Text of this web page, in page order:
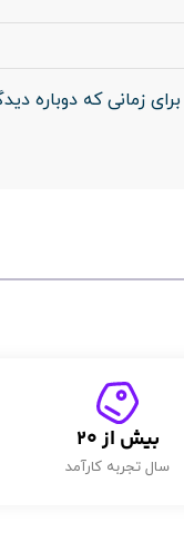
زمانی که دوباره
سال تجربه کارآمد
بیش از 20